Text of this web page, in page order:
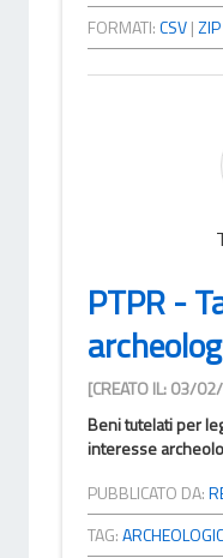
FORMATI:CSV|ZIP
PTPR -
[CREATO IL: 03/
Beni tutelati per
interesse
PUBBLICATO DA:
TAG: